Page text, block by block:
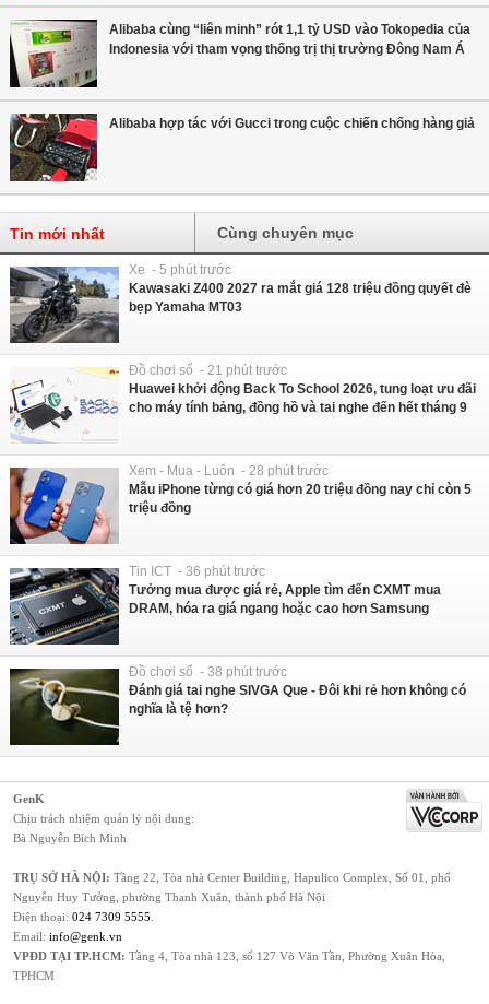
Alibaba cùng “liên minh” rót 1,1 tỷ USD vào Tokopedia của
Indonesia với tham vọng thống trị thị trường Đông Nam Á
Alibaba hợp tác với Gucci trong cuộc chiến chống hàng giả
Tin mới nhất Cùng chuyên mục
Xe - 5 phút trước
Kawasaki Z400 2027 ra mắt giá 128 triệu đồng quyết đè
bẹp Yamaha MT03
Đồ chơi số - 21 phút trước
Huawei khởi động Back To School 2026, tung loạt ưu đãi
cho máy tính bảng, đồng hồ và tai nghe đến hết tháng 9
Xem - Mua - Luôn - 28 phút trước
Mẫu iPhone từng có giá hơn 20 triệu đồng nay chỉ còn 5
triệu đồng
Tin ICT - 36 phút trước
Tưởng mua được giá rẻ, Apple tìm đến CXMT mua
DRAM, hóa ra giá ngang hoặc cao hơn Samsung
Đồ chơi số - 38 phút trước
Đánh giá tai nghe SIVGA Que - Đôi khi rẻ hơn không có
nghĩa là tệ hơn?
GenK
Chịu trách nhiệm quản lý nội dung:
Bà Nguyễn Bích Minh
TRỤ SỞ HÀ NỘI: Tầng 22, Tòa nhà Center Building, Hapulico Complex, Số 01, phố
Nguyễn Huy Tưởng, phường Thanh Xuân, thành phố Hà Nội
Điện thoại: 024 7309 5555.
Email: info@genk.vn
VPĐD TẠI TP.HCM: Tầng 4, Tòa nhà 123, số 127 Võ Văn Tần, Phường Xuân Hòa,
TPHCM